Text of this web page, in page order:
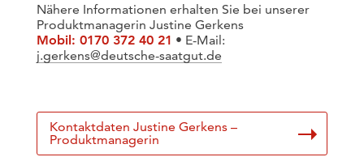
Nähere Informationen erhalten Sie bei unserer
Produktmanagerin Justine Gerkens
Mobil: 0170 372 40 21 • E-Mail:
j.gerkens@deutsche-saatgut.de
Kontaktdaten Justine Gerkens –
Produktmanagerin